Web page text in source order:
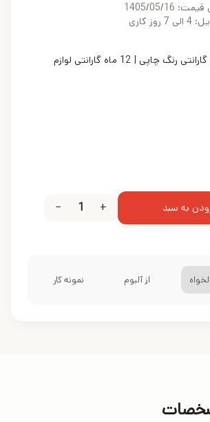
قیمت: 1405/05/16
کاری
60 ماه گارانتی رنگ چاپی | 12 ماه گارانتی لوازم
به سبد +
1
−
از آلبوم نمونه کار